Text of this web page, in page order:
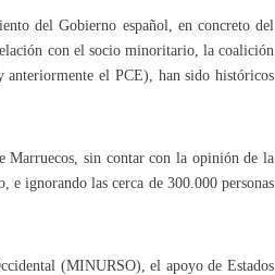
del Gobierno español, en concreto del
con el socio minoritario, la coalición
el PCE), han sido históricos
Marruecos, sin contar con la opinión de la
ignorando las cerca de 300.000 personas
(MINURSO), el apoyo de Estados